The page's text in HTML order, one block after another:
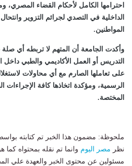
احترامها الكامل لأحكام القضاء المصري،
الداخلية في التصدي لجرائم التزوير
المواطنين.
وأكدت الجامعة أن المتهم لا تربطه أي صلة
التدريس أو العمل الأكاديمي والطبي
على تعاملها الصارم مع أي محاولات
الرسمية، ومؤكدة اتخاذها كافة الإجراءات
المختصة.
ملحوظة: مضمون هذا الخبر تم كتابته
نظر مصر اليوم وانما تم نقله بمحتواه كما
مسئولين عن محتوى الخبر والعهدة علي